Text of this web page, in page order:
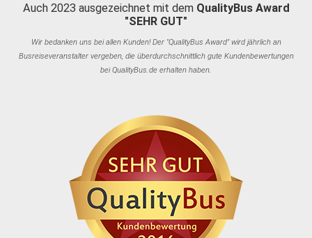
Auch 2023 ausgezeichnet mit dem QualityBus Award
"SEHR GUT"
Wir bedanken uns bei allen Kunden! Der "QualityBus Award" wird jährlich an
Busreiseveranstalter vergeben, die überdurchschnittlich gute Kundenbewertungen
bei QualityBus.de erhalten haben.